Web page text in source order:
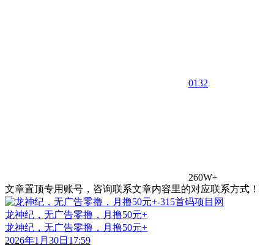
0132
260W+
文章置顶专用账号，咨询联系文章内容里的对应联系方式！
龙神纪，无广告零撸，月撸50元+
龙神纪，无广告零撸，月撸50元+
2026年1月30日17:59